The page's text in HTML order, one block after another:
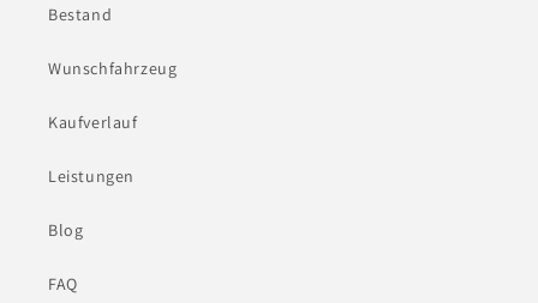
Bestand
Wunschfahrzeug
Kaufverlauf
Leistungen
Blog
FAQ